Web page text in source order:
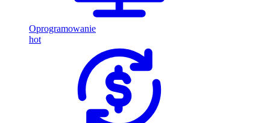
Oprogramowanie
hot